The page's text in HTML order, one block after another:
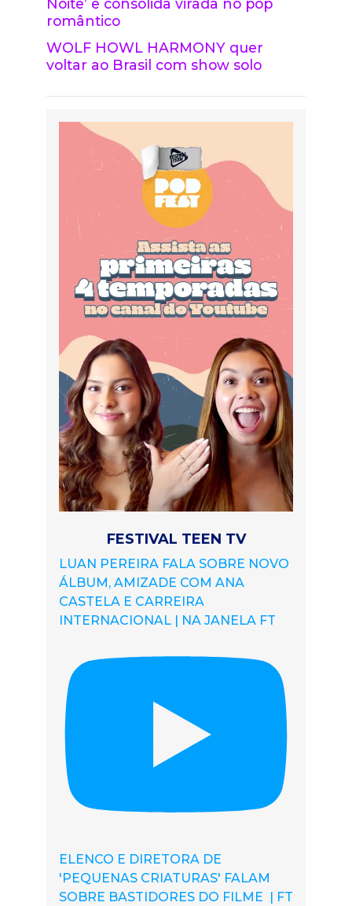
romântico
WOLF HOWL HARMONY quer
voltar ao Brasil com show solo
FESTIVAL TEEN TV
LUAN PEREIRA FALA SOBRE NOVO
ÁLBUM, AMIZADE COM ANA
CASTELA E CARREIRA
INTERNACIONAL | NA JANELA FT
ELENCO E DIRETORA DE
'PEQUENAS CRIATURAS' FALAM
SOBRE BASTIDORES DO FILME | FT